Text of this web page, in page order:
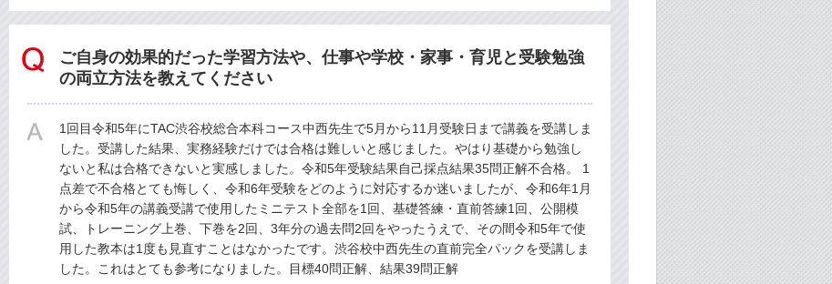
ご自身の効果的だった学習方法や、仕事や学校・家事・育児と受験勉強
の両立方法を教えてください
1回目令和5年にTAC渋谷校総合本科コース中西先生で5月から11月受験日まで講義を受講しま
した。受講した結果、実務経験だけでは合格は難しいと感じました。やはり基礎から勉強し
ないと私は合格できないと実感しました。令和5年受験結果自己採点結果35問正解不合格。 1
点差で不合格とても悔しく、令和6年受験をどのように対応するか迷いましたが、令和6年1月
から令和5年の講義受講で使用したミニテスト全部を1回、基礎答練・直前答練1回、公開模
試、トレーニング上巻、下巻を2回、3年分の過去問2回をやったうえで、その間令和5年で使
用した教本は1度も見直すことはなかったです。渋谷校中西先生の直前完全パックを受講しま
した。これはとても参考になりました。目標40問正解、結果39問正解